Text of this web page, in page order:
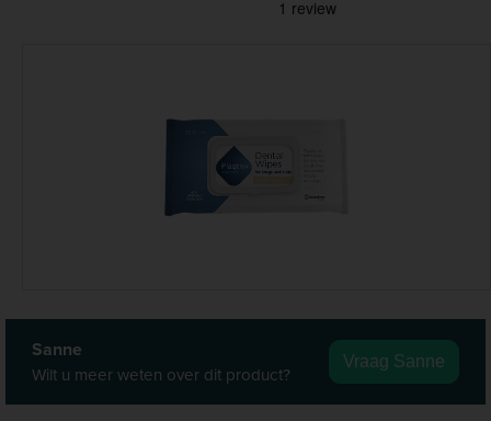
Sanne
Wilt u meer weten over dit product?
Vraag Sanne